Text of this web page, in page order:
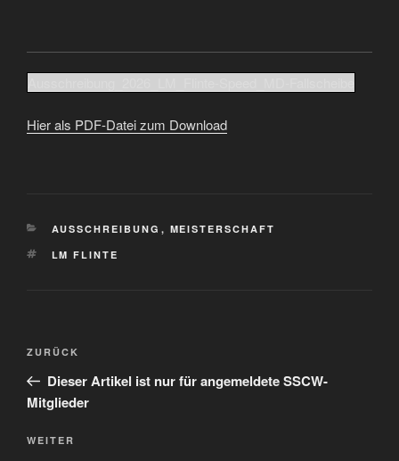
Hier als PDF-Datei zum Download
KATEGORIEN
AUSSCHREIBUNG , MEISTERSCHAFT
SCHLAGWÖRTER
LM FLINTE
Beitragsnavigation
Vorheriger
Beitrag
ZURÜCK
Dieser Artikel ist nur für angemeldete SSCW-
Mitglieder
Nächster
WEITER